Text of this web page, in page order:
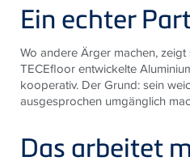
Ein echter
Wo andere Ärger machen,
TECEfloor entwickelte
kooperativ. Der Grund: sein
ausgesprochen umgänglich
Das arbeitet